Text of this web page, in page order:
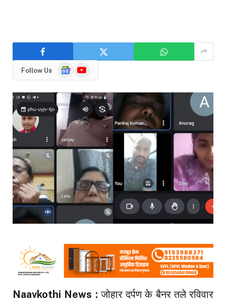
Follow Us
GoogleYouTube
Naavkothi News :जोहार दर्पण के बैनर तले रविवार